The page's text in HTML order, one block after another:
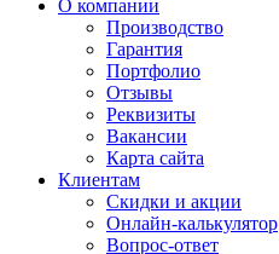
О компании
Производство
Гарантия
Портфолио
Отзывы
Реквизиты
Вакансии
Карта сайта
Клиентам
Скидки и акции
Онлайн-калькулятор
Вопрос-ответ